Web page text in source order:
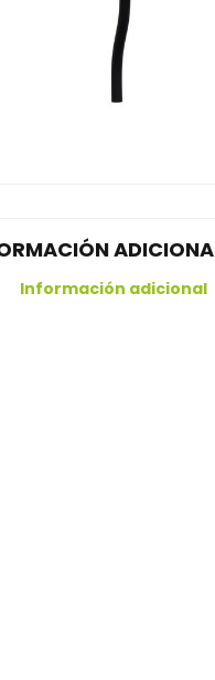
Información adicional